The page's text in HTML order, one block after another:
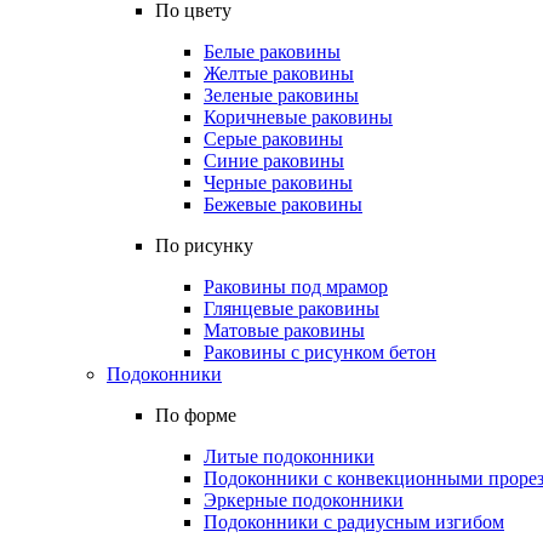
По цвету
Белые раковины
Желтые раковины
Зеленые раковины
Коричневые раковины
Серые раковины
Синие раковины
Черные раковины
Бежевые раковины
По рисунку
Раковины под мрамор
Глянцевые раковины
Матовые раковины
Раковины с рисунком бетон
Подоконники
По форме
Литые подоконники
Подоконники с конвекционными
Эркерные подоконники
Подоконники с радиусным изгибом